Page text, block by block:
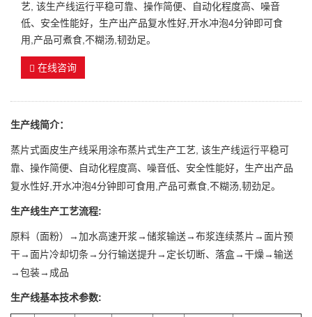
艺, 该生产线运行平稳可靠、操作简便、自动化程度高、噪音
低、安全性能好，生产出产品复水性好,开水冲泡4分钟即可食
用,产品可煮食,不糊汤,韧劲足。
在线咨询
生产线简介：
蒸片式面皮生产线采用涂布蒸片式生产工艺, 该生产线运行平稳可
靠、操作简便、自动化程度高、噪音低、安全性能好，生产出产品
复水性好,开水冲泡4分钟即可食用,产品可煮食,不糊汤,韧劲足。
生产线生产工艺流程:
原料（面粉）→加水高速开浆→储浆输送→布浆连续蒸片→面片预
干→面片冷却切条→分行输送提升→定长切断、落盒→干燥→输送
→包装→成品
生产线基本技术参数: